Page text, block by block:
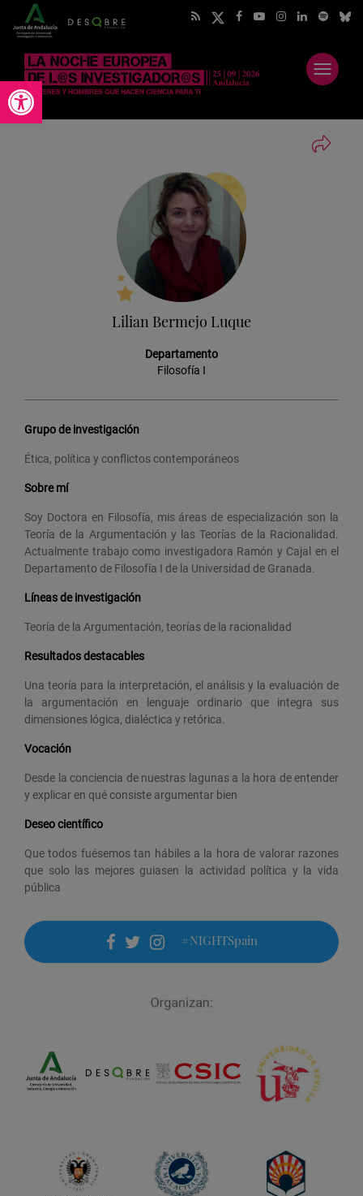
Abrir barra de herramientas
Abrir
menú
Lilian Bermejo Luque
Departamento
Filosofía I
Grupo de investigación
Ética, política y conflictos contemporáneos
Sobre mí
Soy Doctora en Filosofía, mis áreas de especialización son la
Teoría de la Argumentación y las Teorías de la Racionalidad.
Actualmente trabajo como investigadora Ramón y Cajal en el
Departamento de Filosofía I de la Universidad de Granada.
Líneas de investigación
Teoría de la Argumentación, teorías de la racionalidad
Resultados destacables
Una teoría para la interpretación, el análisis y la evaluación de
la argumentación en lenguaje ordinario que integra sus
dimensiones lógica, dialéctica y retórica.
Vocación
Desde la conciencia de nuestras lagunas a la hora de entender
y explicar en qué consiste argumentar bien
Deseo científico
Que todos fuésemos tan hábiles a la hora de valorar razones
que solo las mejores guiasen la actividad política y la vida
pública
facebook
twitter
instagram
#NIGHTSpain